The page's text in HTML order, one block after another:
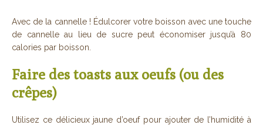
Avec de la cannelle ! Édulcorer votre boisson avec une touche
de cannelle au lieu de sucre peut économiser jusqu’à 80
calories par boisson.
Faire des toasts aux oeufs (ou des
crêpes)
Utilisez ce délicieux jaune d’oeuf pour ajouter de l’humidité à